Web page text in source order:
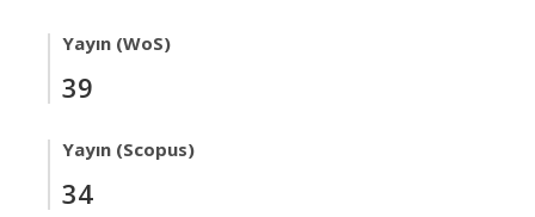
Yayın (WoS)
39
Yayın (Scopus)
34